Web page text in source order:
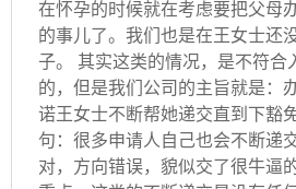
在怀孕的时候就在考虑要把父母
的事儿了。我们也是在王女士还
子。 其实这类的情况，是不符合
的，但是我们公司的主旨就是：
诺王女士不断帮她递交直到下豁
句：很多申请人自己也会不断递
对，方向错误，貌似交了很牛逼